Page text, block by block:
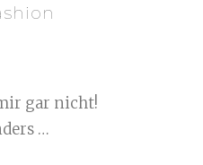
gar nicht!
…